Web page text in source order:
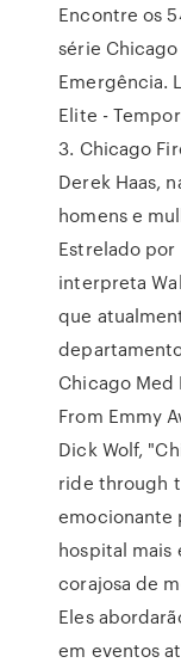
Encontre os
série
Emergência.
Elite -
3. Chicago
Derek Haas,
homens e
Estrelado por
interpreta
que
Chicago Med
From Emmy
Dick Wolf,
ride through
emocionante
hospital mais
corajosa de
Eles
em eventos